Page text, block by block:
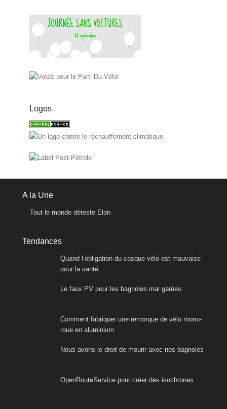
Logos
A la Une
Tout le monde déteste Elon
Tendances
Quand l’obligation du casque vélo est mauvaise
pour la santé
Le faux PV pour les bagnoles mal garées
Comment fabriquer une remorque de vélo mono-
roue en aluminium
Nous avons le droit de mourir avec nos bagnoles
OpenRouteService pour créer des isochrones